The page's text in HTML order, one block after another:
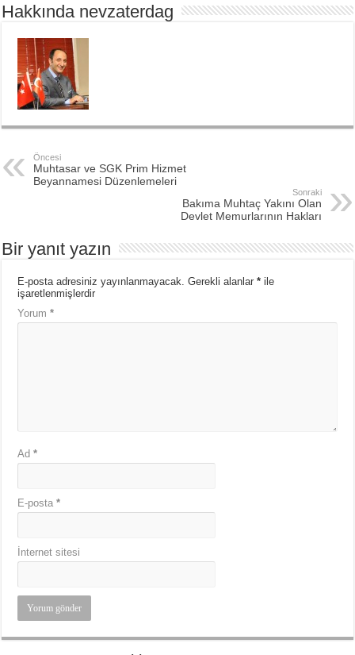
Hakkında nevzaterdag
Öncesi
Muhtasar ve SGK Prim Hizmet
Beyannamesi Düzenlemeleri
Sonraki
Bakıma Muhtaç Yakını Olan
Devlet Memurlarının Hakları
Bir yanıt yazın
E-posta adresiniz yayınlanmayacak. Gerekli alanlar* ile
işaretlenmişlerdir
Yorum*
Ad*
E-posta*
İnternet sitesi